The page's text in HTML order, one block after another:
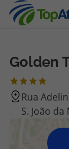
Destinos
Voos
Hotéis
Golden
Rua
S. João